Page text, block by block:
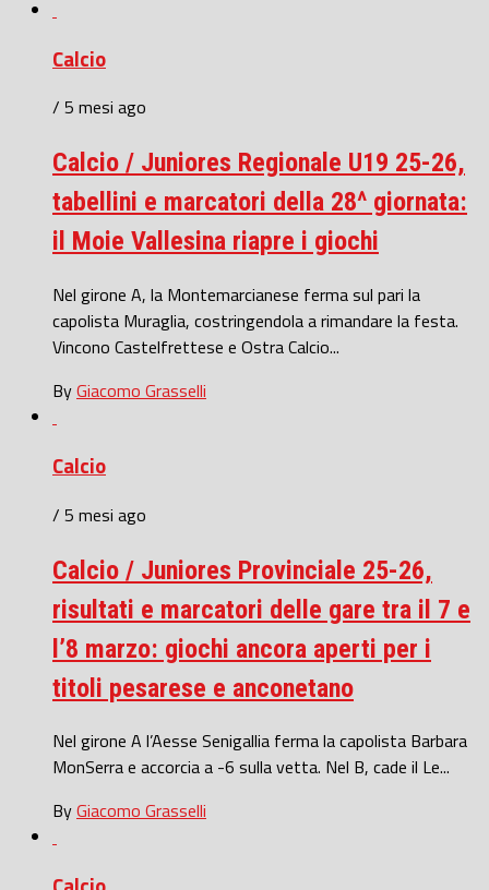
Calcio
/ 5 mesi ago
Calcio / Juniores Regionale U19 25-26,
tabellini e marcatori della 28^ giornata:
il Moie Vallesina riapre i giochi
Nel girone A, la Montemarcianese ferma sul pari la
capolista Muraglia, costringendola a rimandare la festa.
Vincono Castelfrettese e Ostra Calcio...
ByGiacomo Grasselli
Calcio
/ 5 mesi ago
Calcio / Juniores Provinciale 25-26,
risultati e marcatori delle gare tra il 7 e
l’8 marzo: giochi ancora aperti per i
titoli pesarese e anconetano
Nel girone A l’Aesse Senigallia ferma la capolista Barbara
MonSerra e accorcia a -6 sulla vetta. Nel B, cade il Le...
ByGiacomo Grasselli